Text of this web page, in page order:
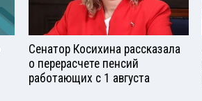
Сенатор Косихина рассказала
о перерасчете пенсий
работающих с 1 августа